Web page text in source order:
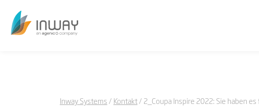
Inway Systems Kontakt 2_Coupa Inspire 2022: Sie haben